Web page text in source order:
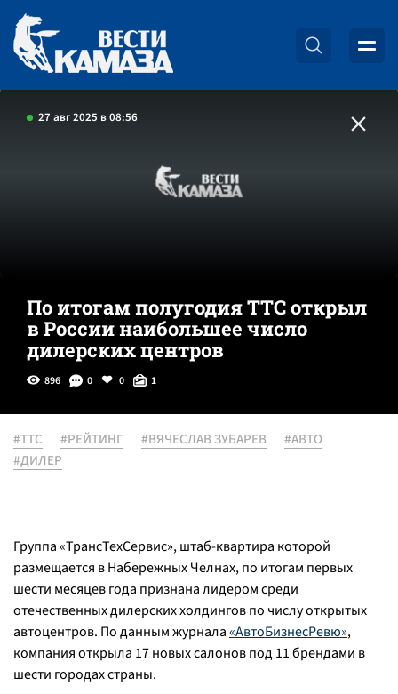
27 авг 2025 в 08:56
По итогам полугодия ТТС открыл
в России наибольшее число
дилерских центров
896 0 0 1
#ТТС #РЕЙТИНГ #ВЯЧЕСЛАВ ЗУБАРЕВ
#АВТО
#ДИЛЕР
Группа «ТрансТехСервис», штаб-квартира которой
размещается в Набережных Челнах, по итогам первых
шести месяцев года признана лидером среди
отечественных дилерских холдингов по числу открытых
автоцентров. По данным журнала«АвтоБизнесРевю»,
компания открыла 17 новых салонов под 11 брендами в
шести городах страны.